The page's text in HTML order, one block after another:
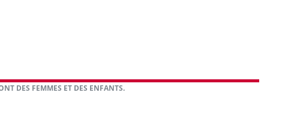
DES FEMMES ET DES ENFANTS.